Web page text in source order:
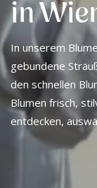
in
In unserem
gebundene
den schnellen
Blumen frisch,
entdecken,